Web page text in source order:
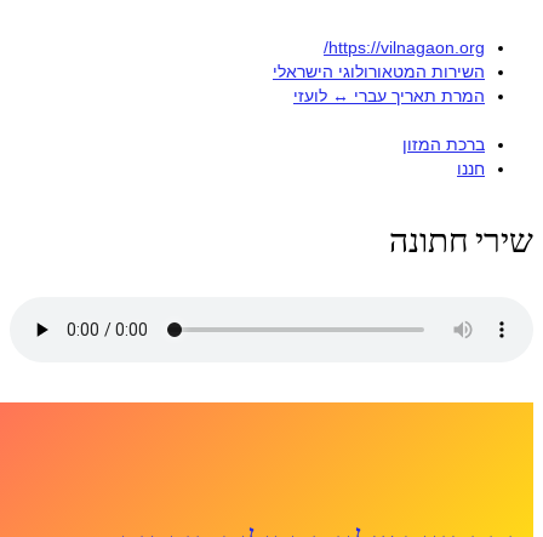
https://vilnagaon.org/
השירות המטאורולוגי הישראלי
המרת תאריך עברי ↔ לועזי
ברכת המזון
חננו
שירי חתונה